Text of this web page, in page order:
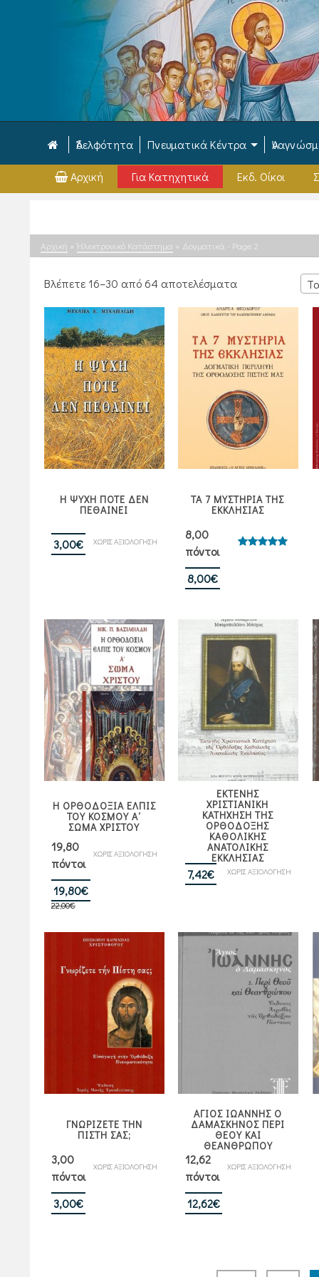
Ἀδελφότητα Πνευματικά Κέντρα
Αρχική Για Κατηχητικά Εκδ. Οίκοι
Αρχική » Ἠλεκτρονικό Κατάστημα » Δογματικά - Page 2
Βλέπετε 16–30 από 64 αποτελέσματαSorted
latest
Η ΨΥΧΗ ΠΟΤΕ ΔΕΝ
ΠΕΘΑΙΝΕΙ
ΧΩΡΙΣ ΑΞΙΟΛΟΓΗΣΗ
3,00€
ΤΑ 7 ΜΥΣΤΗΡΙΑ ΤΗΣ
ΕΚΚΛΗΣΙΑΣ
Βαθμολογήθηκε
8,00
πόντοι
8,00€
Η ΟΡΘΟΔΟΞΙΑ ΕΛΠΙΣ
ΤΟΥ ΚΟΣΜΟΥ Α΄
ΣΩΜΑ ΧΡΙΣΤΟΥ
ΧΩΡΙΣ ΑΞΙΟΛΟΓΗΣΗ
19,80
πόντοι
22,00€
22,00€.
19,80€
είναι:
ΕΚΤΕΝΗΣ
ΧΡΙΣΤΙΑΝΙΚΗ
ΚΑΤΗΧΗΣΗ ΤΗΣ
ΟΡΘΟΔΟΞΗΣ
ΚΑΘΟΛΙΚΗΣ
ΑΝΑΤΟΛΙΚΗΣ
ΕΚΚΛΗΣΙΑΣ
ΧΩΡΙΣ ΑΞΙΟΛΟΓΗΣΗ
7,42€
ΓΝΩΡΙΖΕΤΕ ΤΗΝ
ΠΙΣΤΗ ΣΑΣ;
ΧΩΡΙΣ ΑΞΙΟΛΟΓΗΣΗ
3,00
πόντοι
3,00€
ΑΓΙΟΣ ΙΩΑΝΝΗΣ Ο
ΔΑΜΑΣΚΗΝΟΣ ΠΕΡΙ
ΘΕΟΥ ΚΑΙ
ΘΕΑΝΘΡΩΠΟΥ
ΧΩΡΙΣ ΑΞΙΟΛΟΓΗΣΗ
12,62
πόντοι
12,62€